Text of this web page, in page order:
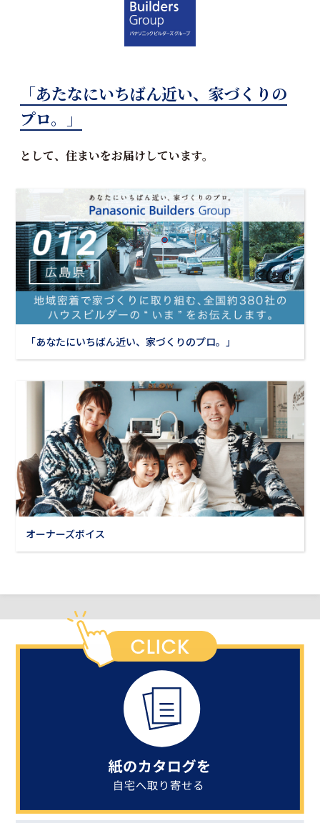
「あたなにいちばん近い、家づくりの
プロ。」
として、住まいをお届けしています。
「あなたにいちばん近い、家づくりのプロ。」
オーナーズボイス